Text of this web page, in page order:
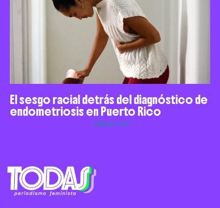
El sesgo racial detrás del diagnóstico de
endometriosis en Puerto Rico
Siguiente »